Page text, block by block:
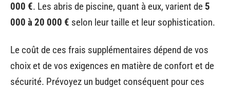
000 €. Les abris de piscine, quant à eux, varient de 5
000 à 20 000 € selon leur taille et leur sophistication.
Le coût de ces frais supplémentaires dépend de vos
choix et de vos exigences en matière de confort et de
sécurité. Prévoyez un budget conséquent pour ces